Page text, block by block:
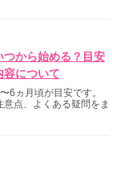
つから始める？目安
容について
6ヵ月頃が目安です。
点、よくある疑問をま